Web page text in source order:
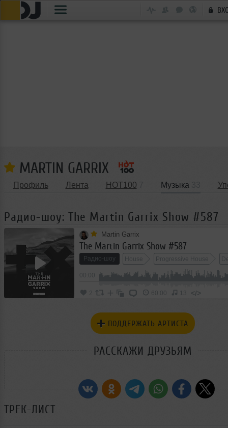
MARTIN GARRIX
Профиль Лента HOT100 Музыка
Радио-шоу: The Martin Garrix Show #587
Martin Garrix
The Martin Garrix Show #587
Радио-шоу House Progressive House
2 60:00 13 </>
ПОДДЕРЖАТЬ АРТИСТА
РАССКАЖИ ДРУЗЬЯМ
ТРЕК-ЛИСТ